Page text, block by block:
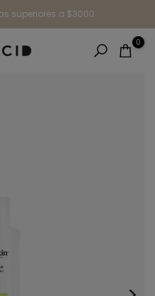
superiores a $3000
0